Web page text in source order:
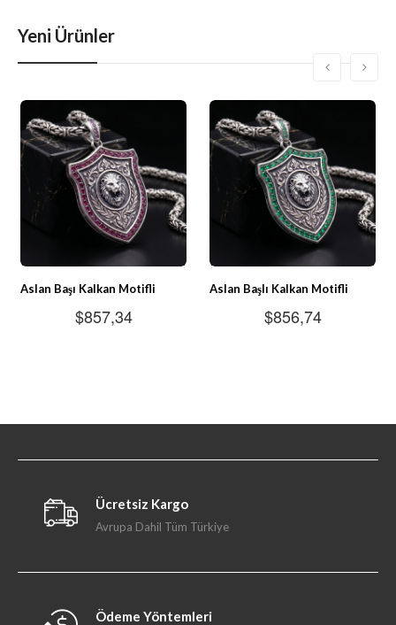
Yeni Ürünler
Aslan Başı Kalkan Motifli
Kırmızı Taşlı 925 Ayar Gümüş
Erkek Kolye$857,34
Aslan Başlı Kalkan Motifli
Zümrüt Taşlı 925 Ayar Erkek
Gümüş Kolye$856,74
Ücretsiz Kargo
Avrupa Dahil Tüm Türkiye
Ödeme Yöntemleri